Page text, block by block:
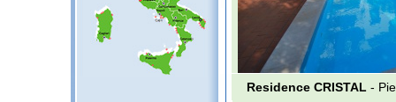
Residence CRISTAL -